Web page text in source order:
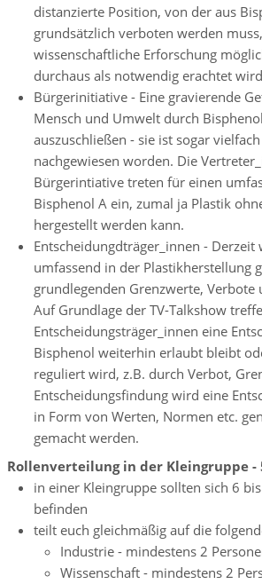
distanzierte Position, von der aus
grundsätzlich verboten werden
wissenschaftliche Erforschung
durchaus als notwendig erachtet
Bürgerinitiative - Eine gravierende
Mensch und Umwelt durch
auszuschließen - sie ist sogar
nachgewiesen worden. Die
Bürgerintiative treten für einen
Bisphenol A ein, zumal ja Plastik
hergestellt werden kann.
Entscheidungdträger_innen -
umfassend in der Plastikherstellung
grundlegenden Grenzwerte, Verbote
Auf Grundlage der TV-Talkshow
Entscheidungsträger_innen eine
Bisphenol weiterhin erlaubt bleibt
reguliert wird, z.B. durch Verbot,
Entscheidungsfindung wird eine
in Form von Werten, Normen etc.
gemacht werden.
Rollenverteilung in der Kleingruppe -
in einer Kleingruppe sollten sich 6
befinden
teilt euch gleichmäßig auf die
Industrie - mindestens 2
Wissenschaft - mindestens 2